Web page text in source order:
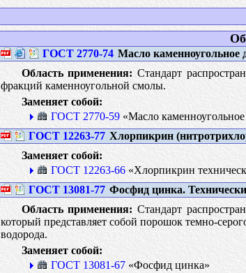
ГОСТ 2770-74 Масло каменноугольное
Область применения: Стандарт
фракций каменноугольной смолы.
Заменяет собой:
ГОСТ 2770-59«Масло
ГОСТ 12263-77 Хлорпикрин
Заменяет собой:
ГОСТ 12263-66«Хлорпикрин
ГОСТ 13081-77 Фосфид цинка.
Область применения: Стандарт
который представляет собой порошок темно-
водорода.
Заменяет собой:
ГОСТ 13081-67«Фосфид цинка»